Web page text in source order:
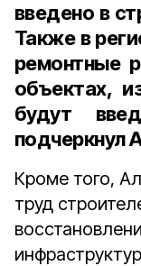
введено в
Также в
ремонтные
объектах,
будут
подчеркнул
Кроме того,
труд